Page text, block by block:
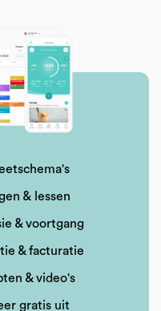
& lessen
& voortgang
& facturatie
& video's
gratis uit